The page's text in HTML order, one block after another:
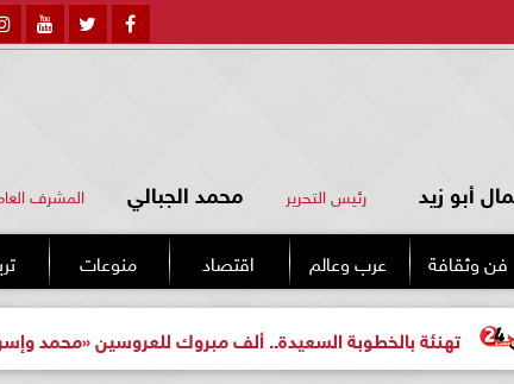
أبو زيد رئيس التحرير محمد الجبالي المشرف
فن وثقافة عرب وعالم اقتصاد منوعات
السعيدة.. ألف مبروك للعروسين «محمد وإسراء»